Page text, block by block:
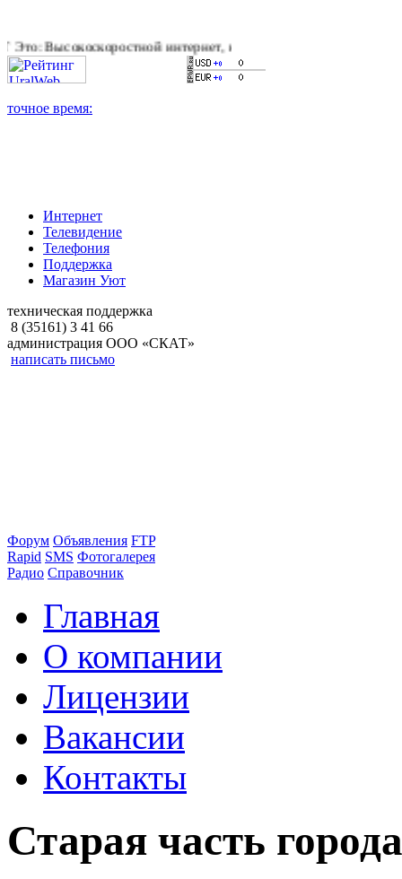
интернет, качественное цифровое и кабельное
Интернет
Телевидение
Телефония
Поддержка
Магазин Уют
техническая поддержка
8 (35161) 3 41 66
администрация ООО «СКАТ»
написать письмо
Форум Объявления FTP
Rapid SMS Фотогалерея
Радио Справочник
Главная
О компании
Лицензии
Вакансии
Контакты
Старая часть